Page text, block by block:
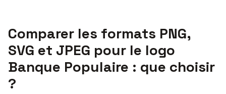
Comparer les formats PNG,
SVG et JPEG pour le logo
Banque Populaire : que choisir
?